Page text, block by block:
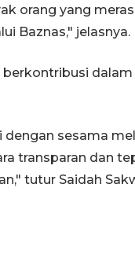
orang yang
Baznas," jelasnya.
sesama
transparan dan
tutur Saidah
Komisi V DPR
Stasiun Bogor